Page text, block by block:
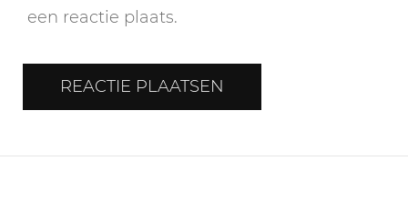
een reactie plaats.